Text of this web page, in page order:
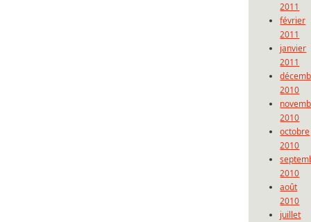
2011
février
2011
janvier
2011
2010
2010
octobre
2010
2010
août
2010
juillet